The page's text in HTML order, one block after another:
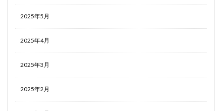
2025年5月
2025年4月
2025年3月
2025年2月